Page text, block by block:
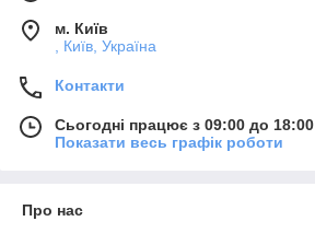
м. Київ
, Київ, Україна
Контакти
Сьогодні працює з 09:00 до 18:00
Показати весь графік роботи
Про нас